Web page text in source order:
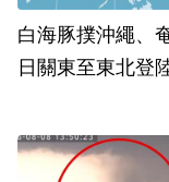
白海豚撲沖繩、
日關東至東北登